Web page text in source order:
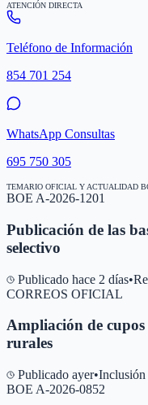
ATENCIÓN DIRECTA
Teléfono de Información
854 701 254
WhatsApp Consultas
695 750 305
TEMARIO OFICIAL Y ACTUALIDAD
BOE A-2026-1201
Publicación de las
selectivo
Publicado hace 2 días•
CORREOS OFICIAL
Ampliación de
rurales
Publicado ayer•Inclusión
BOE A-2026-0852